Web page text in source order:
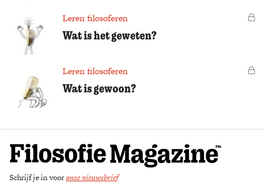
Leren filosoferen
Wat is het geweten?
Leren filosoferen
Wat is gewoon?
Schrijf je in vooronze nieuwsbrief